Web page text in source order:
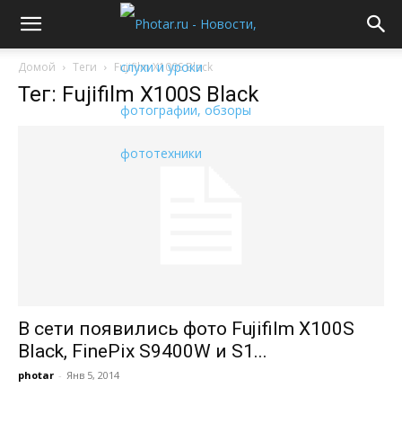
Домой Теги Fujifilm X100S Black
Тег: Fujifilm X100S Black
В сети появились фото Fujifilm X100S
Black, FinePix S9400W и S1...
photar - Янв 5, 2014